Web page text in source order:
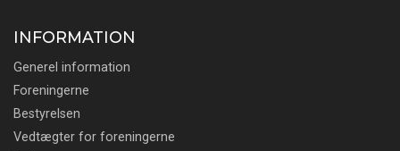
INFORMATION
Generel information
Foreningerne
Bestyrelsen
Vedtægter for foreningerne